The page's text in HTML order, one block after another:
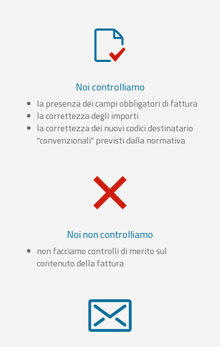
Noi controlliamo
la presenza dei campi obbligatori di fattura
la correttezza degli importi
la correttezza dei nuovi codici destinatario
"convenzionali" previsti dalla normativa
Noi non controlliamo
non facciamo controlli di merito sul
contenuto della fattura